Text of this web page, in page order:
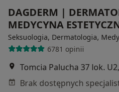
DAGDERM |
MEDYCYNA
Seksuologia, Dermatologia,
6781 opinii
Tomcia Palucha 37 lok.